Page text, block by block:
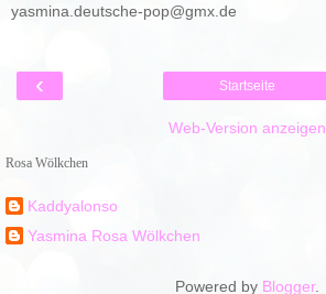
yasmina.deutsche-pop@gmx.de
‹ Startseite
Web-Version anzeigen
Rosa Wölkchen
Kaddyalonso
Yasmina Rosa Wölkchen
Powered by Blogger.